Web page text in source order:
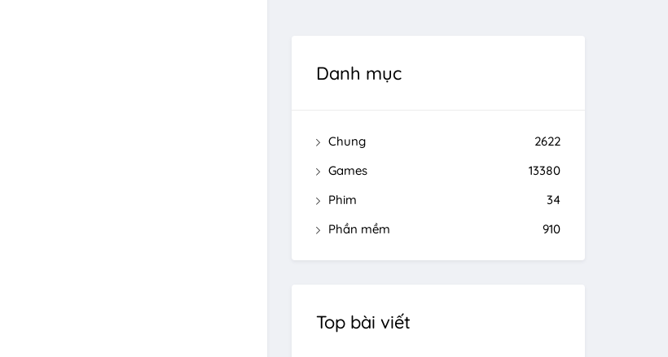
Danh mục
Chung
2622
Games
13380
Phim
34
Phần mềm
910
Top bài viết